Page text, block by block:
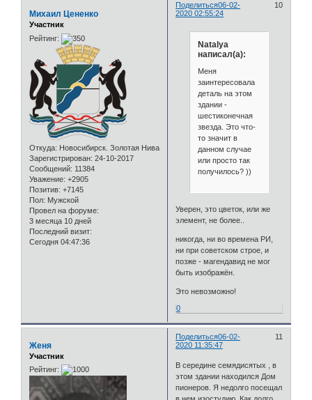
Поделиться 10
06-02-
2020 02:55:24
Михаил Цененко
Участник
Рейтинг:
Откуда: Новосибирск. Золотая Нива
Зарегистрирован: 24-10-2017
Сообщений: 11384
Уважение: +2905
Позитив: +7145
Пол: Мужской
Провел на форуме:
3 месяца 10 дней
Последний визит:
Сегодня 04:47:36
Natalya
написал(а):
Меня
заинтересовала
деталь на этом
здании -
шестиконечная
звезда. Это что-
то значит в
данном случае
или просто так
получилось? ))
Уверен, это цветок, или же
элемент, не более..
никогда, ни во времена РИ,
ни при советском строе, и
позже - магендавид не мог
быть изображён.
Это невозможно!
0
Поделиться 11
06-02-
2020 11:35:47
Женя
Участник
Рейтинг:
В середине семядисятых , в
этом здании находился Дом
пионеров. Я недолго посещал